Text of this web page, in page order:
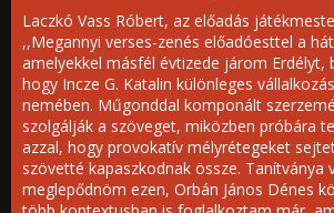
Laczkó Vass Róbert, az előadás
,,Megannyi verses-zenés előadóesttel a
amelyekkel másfél évtizede járom Erdélyt,
hogy Incze G. Katalin különleges
nemében. Műgonddal komponált
szolgálják a szöveget, miközben próbára
azzal, hogy provokatív mélyrétegeket
szövetté kapaszkodnak össze. Tanítványa
meglepődnöm ezen, Orbán János Dénes